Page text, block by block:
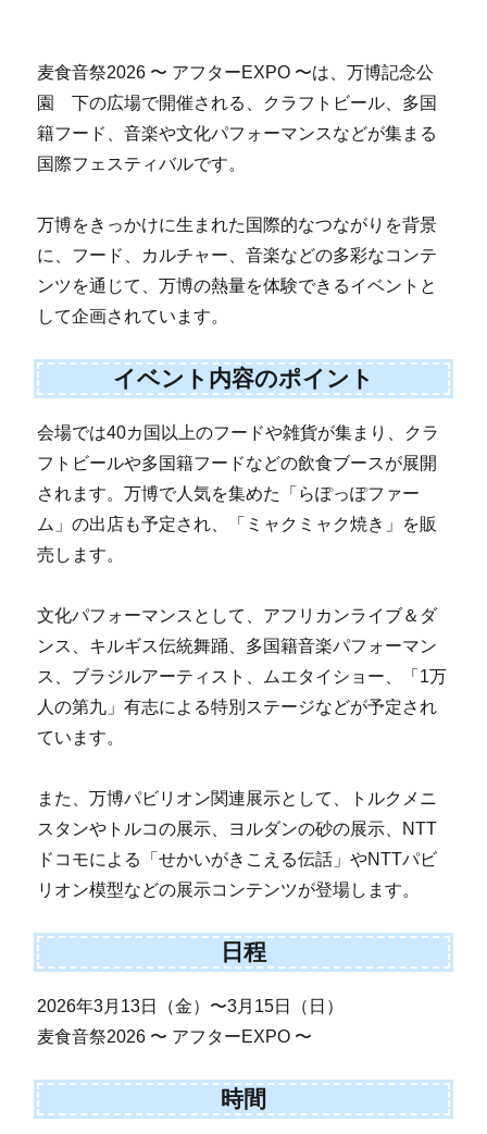
麦食音祭2026 〜 アフターEXPO 〜は、万博記念公
園 下の広場で開催される、クラフトビール、多国
籍フード、音楽や文化パフォーマンスなどが集まる
国際フェスティバルです。
万博をきっかけに生まれた国際的なつながりを背景
に、フード、カルチャー、音楽などの多彩なコンテ
ンツを通じて、万博の熱量を体験できるイベントと
して企画されています。
イベント内容のポイント
会場では40カ国以上のフードや雑貨が集まり、クラ
フトビールや多国籍フードなどの飲食ブースが展開
されます。万博で人気を集めた「らぽっぽファー
ム」の出店も予定され、「ミャクミャク焼き」を販
売します。
文化パフォーマンスとして、アフリカンライブ＆ダ
ンス、キルギス伝統舞踊、多国籍音楽パフォーマン
ス、ブラジルアーティスト、ムエタイショー、「1万
人の第九」有志による特別ステージなどが予定され
ています。
また、万博パビリオン関連展示として、トルクメニ
スタンやトルコの展示、ヨルダンの砂の展示、NTT
ドコモによる「せかいがきこえる伝話」やNTTパビ
リオン模型などの展示コンテンツが登場します。
日程
2026年3月13日（金）〜3月15日（日）
麦食音祭2026 〜 アフターEXPO 〜
時間